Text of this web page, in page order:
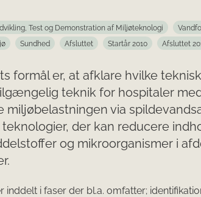
Test og Demonstration af Miljøteknologi
Sundhed Afsluttet Startår 2010 Afsluttet
formål er, at afklare hvilke
teknik for hospitaler
miljøbelastningen via
der kan reducere
og mikroorganismer i
inddelt i faser der bl.a. omfatter;